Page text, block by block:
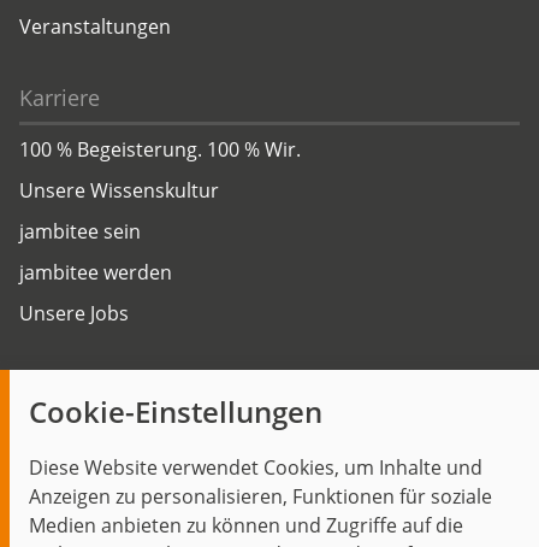
Cookie-Einstellungen
Diese Website verwendet Cookies, um Inhalte und
Anzeigen zu personalisieren, Funktionen für soziale
Medien anbieten zu können und Zugriffe auf die
Veranstaltungen
Karriere
100 % Begeisterung. 100 % Wir.
Unsere Wissenskultur
jambitee sein
jambitee werden
Unsere Jobs
Themen im Fokus
Events